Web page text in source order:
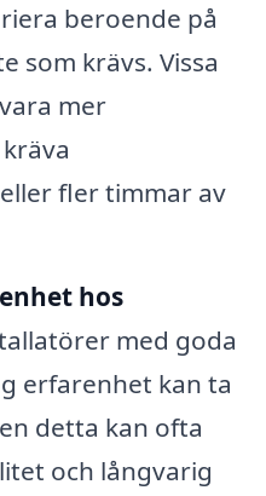
beroende på
som krävs. Vissa
mer
fler timmar av
hos
med goda
erfarenhet kan ta
detta kan ofta
och långvarig